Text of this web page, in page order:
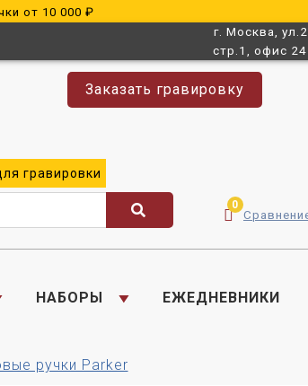
от 10 000 ₽
г. Москва,
стр.1, офис
Заказать гравировку
гравировки
0
НАБОРЫ ЕЖЕДНЕВНИКИ
ручки Parker